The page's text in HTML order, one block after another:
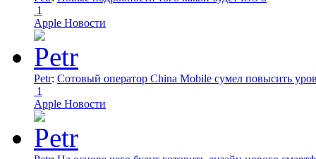
1
Apple Новости
Petr: Сотовый оператор China Mobile сумел повысить
1
Apple Новости